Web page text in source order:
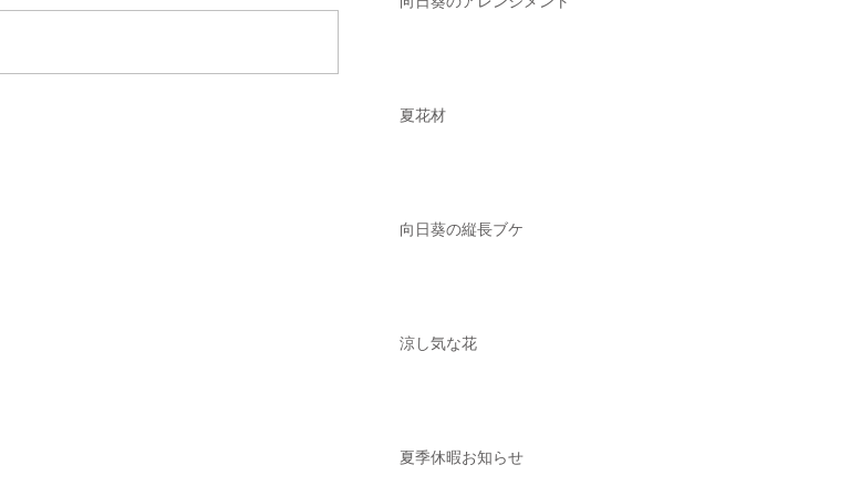
夏花材
向日葵の縦長ブケ
涼し気な花
夏季休暇お知らせ